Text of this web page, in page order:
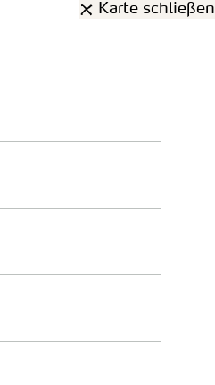
Karte schließen